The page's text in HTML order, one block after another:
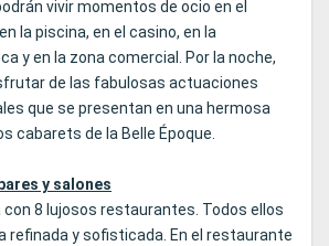
vivir momentos de ocio en el
la piscina, en el casino, en la
y en la zona comercial. Por la noche,
de las fabulosas actuaciones
que se presentan en una hermosa
cabarets de la Belle Époque.
y salones
8 lujosos restaurantes. Todos ellos
refinada y sofisticada. En el restaurante